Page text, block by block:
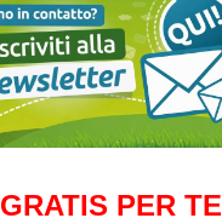
GRATIS PER TE